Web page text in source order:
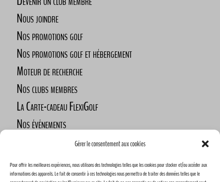
Gérer le consentement aux cookies
Pour offrir les meilleures expériences, nous utilisons des technologies telles que les cookies pour stocker et/ou accéder aux
informations des appareils. Le fait de consentir à ces technologies nous permettra de traiter des données telles que le
Nous joindre
Nos promotions golf
Nos promotions golf et hébergement
Moteur de recherche
Nos clubs membres
La Carte-cadeau FlexiGolf
Nos événements
Défi des golfeurs nomades
Nos commanditaires
Devenez commanditaire